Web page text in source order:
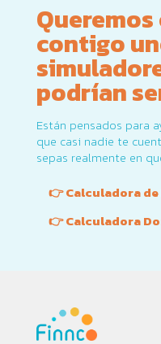
contigo
podrían
Están pensados para
que casi nadie te
sepas realmente en
👉 Calculadora
👉 Calculadora